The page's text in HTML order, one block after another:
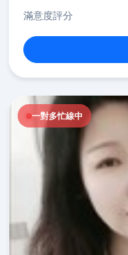
滿意度評分
一對多忙線中